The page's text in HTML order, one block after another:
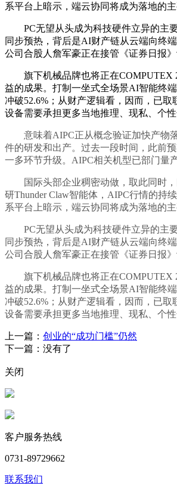
系平台上暗示，端云协同将成为落地的
PC无望从头成为科技硬件立异的主要
同步预热，背后是AI财产链从云端向终
公司合股人詹军豪正在接管《证券日报》
旗下机械品牌也将正在COMPUTEX
益的成果。打制一坐式全场景AI智能终
冲破52.6%；从财产逻辑看，因而，已
设备需要承担更多当地推理、现私、个
意味着AIPC正从概念验证加快产物落
件的研发和出产。过去一段时间，此前
一多环节升级。AIPC相关机型已部门量
国际头部企业稠密动做，取此同时，
研Thunder Claw智能体，AIPC行情的持
系平台上暗示，端云协同将成为落地的
PC无望从头成为科技硬件立异的主要
同步预热，背后是AI财产链从云端向终
公司合股人詹军豪正在接管《证券日报》
旗下机械品牌也将正在COMPUTEX
益的成果。打制一坐式全场景AI智能终
冲破52.6%；从财产逻辑看，因而，已
设备需要承担更多当地推理、现私、个
上一篇： 创业的“成功门槛”仍然
下一篇：没有了
关闭
客户服务热线
0731-89729662
联系我们